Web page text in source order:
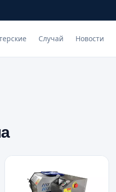
Случай Новости